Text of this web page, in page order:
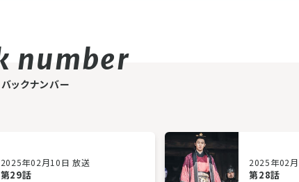
バックナンバー
2025年02月10日 放送
第29話
2025年02
第28話